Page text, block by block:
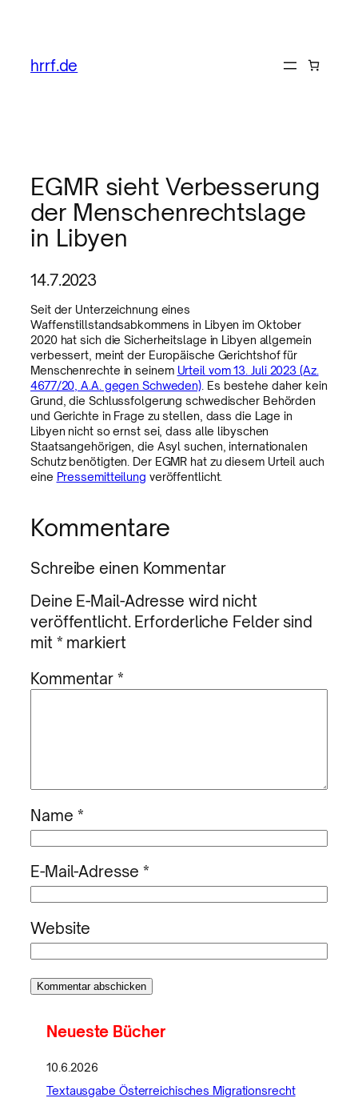
hrrf.de
EGMR sieht Verbesserung
der Menschenrechtslage
in Libyen
14.7.2023
Seit der Unterzeichnung eines
Waffenstillstandsabkommens in Libyen im Oktober
2020 hat sich die Sicherheitslage in Libyen allgemein
verbessert, meint der Europäische Gerichtshof für
Menschenrechte in seinem Urteil vom 13. Juli 2023 (Az.
4677/20, A.A. gegen Schweden) . Es bestehe daher kein
Grund, die Schlussfolgerung schwedischer Behörden
und Gerichte in Frage zu stellen, dass die Lage in
Libyen nicht so ernst sei, dass alle libyschen
Staatsangehörigen, die Asyl suchen, internationalen
Schutz benötigten. Der EGMR hat zu diesem Urteil auch
eine Pressemitteilung veröffentlicht.
Kommentare
Schreibe einen Kommentar
Deine E-Mail-Adresse wird nicht
veröffentlicht. Erforderliche Felder sind
mit * markiert
Kommentar*
Name *
E-Mail-Adresse *
Website
Neueste Bücher
10.6.2026
Textausgabe Österreichisches Migrationsrecht